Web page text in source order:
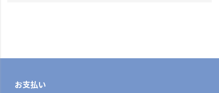
お支払い